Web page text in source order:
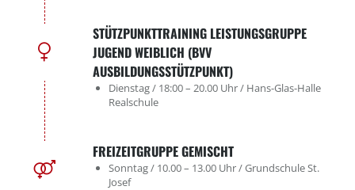
STÜTZPUNKTTRAINING LEISTUNGSGRUPPE
JUGEND WEIBLICH (BVV
AUSBILDUNGSSTÜTZPUNKT)
Dienstag / 18:00 – 20.00 Uhr / Hans-Glas-Halle
Realschule
FREIZEITGRUPPE GEMISCHT
Sonntag / 10.00 – 13.00 Uhr / Grundschule St.
Josef